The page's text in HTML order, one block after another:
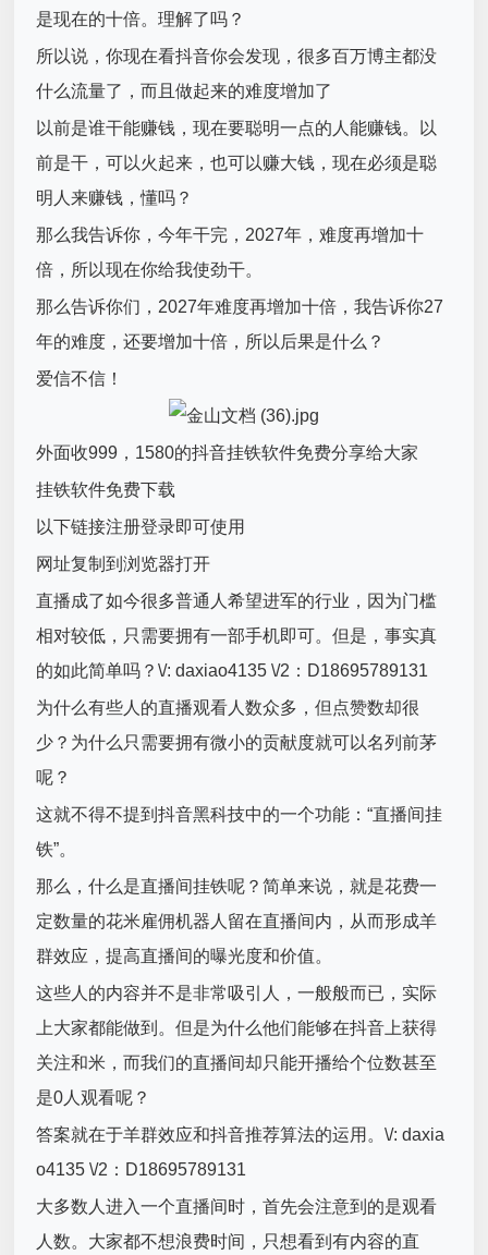
是现在的十倍。理解了吗？
所以说，你现在看抖音你会发现，很多百万博主都没
什么流量了，而且做起来的难度增加了
以前是谁干能赚钱，现在要聪明一点的人能赚钱。以
前是干，可以火起来，也可以赚大钱，现在必须是聪
明人来赚钱，懂吗？
那么我告诉你，今年干完，2027年，难度再增加十
倍，所以现在你给我使劲干。
那么告诉你们，2027年难度再增加十倍，我告诉你27
年的难度，还要增加十倍，所以后果是什么？
爱信不信！
外面收999，1580的抖音挂铁软件免费分享给大家
挂铁软件免费下载
以下链接注册登录即可使用
网址复制到浏览器打开
直播成了如今很多普通人希望进军的行业，因为门槛
相对较低，只需要拥有一部手机即可。但是，事实真
的如此简单吗？\/: daxiao4135 \/2：D18695789131
为什么有些人的直播观看人数众多，但点赞数却很
少？为什么只需要拥有微小的贡献度就可以名列前茅
呢？
这就不得不提到抖音黑科技中的一个功能：“直播间挂
铁”。
那么，什么是直播间挂铁呢？简单来说，就是花费一
定数量的花米雇佣机器人留在直播间内，从而形成羊
群效应，提高直播间的曝光度和价值。
这些人的内容并不是非常吸引人，一般般而已，实际
上大家都能做到。但是为什么他们能够在抖音上获得
关注和米，而我们的直播间却只能开播给个位数甚至
是0人观看呢？
答案就在于羊群效应和抖音推荐算法的运用。\/: daxia
o4135 \/2：D18695789131
大多数人进入一个直播间时，首先会注意到的是观看
人数。大家都不想浪费时间，只想看到有内容的直